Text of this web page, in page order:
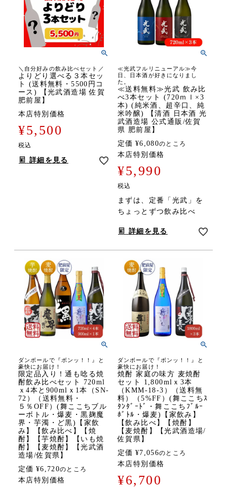
＼自分好みの飲み比べセット／
よりどり選べる３本セッ
ト (送料無料・5500円コ
ース) 【光武酒造場 佐賀
肥前屋】
本店特別価格
¥5,500
税込
詳細を見る
≪光武フルリニューアル≫今
日、日本酒が好きになりまし
た。
≪送料無料≫光武 飲み比
べ3本セット (720ｍｌ×3
本) (純米酒、超辛口、純
米吟醸) 【清酒 日本酒 光
武酒造場 公式通販/佐賀
県 肥前屋】
定価 ¥6,080のところ
本店特別価格
¥5,990
税込
まずは、定番「光武」を
ちょっとずつ飲み比べ
詳細を見る
ダンボールで『ボンッ！！』と
豪快にお届け！
限定品入り！通も唸る焼
酎飲み比べセット 720ml
ｘ4本と900mlｘ1本（SN-
72）（送料無料・
５％OFF）(舞ここちブル
ーボトル・爆麦・黒麹魔
界・芋濁・ど黒)【家飲
み】【飲み比べ】【焼
酎】【芋焼酎】【いも焼
酎】【麦焼酎】【光武酒
造場/佐賀県】
定価 ¥6,720のところ
本店特別価格
ダンボールで『ボンッ！！』と
豪快にお届け！
焼酎 家庭の味方 麦焼酎
セット 1,800mlｘ3本
（KMM-18-3）（送料無
料）（5%FF）(舞ここちｽ
ﾀﾝﾀﾞｰﾄﾞ・舞ここちﾌﾞﾙｰ
ﾎﾞﾄﾙ・爆麦)【家飲み】
【飲み比べ】【焼酎】
【麦焼酎】【光武酒造場/
佐賀県】
定価 ¥7,056のところ
本店特別価格
¥6,700